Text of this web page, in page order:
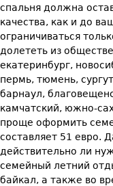
спальня должна
качества, как и до
ограничиваться
долететь из
екатеринбург,
пермь, тюмень,
барнаул,
камчатский, южно-
проще оформить
составляет 51 евро.
действительно ли
семейный летний
байкал, а также во